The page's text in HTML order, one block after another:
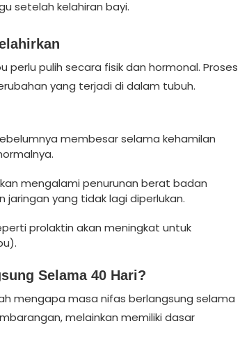
setelah kelahiran bayi.
perlu pulih secara fisik dan hormonal. Proses
yang terjadi di dalam tubuh.
membesar selama kehamilan
mengalami penurunan berat badan
jaringan yang tidak lagi diperlukan.
prolaktin akan meningkat untuk
Selama 40 Hari?
mengapa masa nifas berlangsung selama
melainkan memiliki dasar